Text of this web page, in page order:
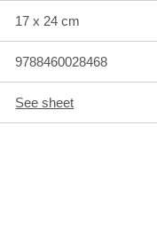
17 x 24 cm
9788460028468
See sheet